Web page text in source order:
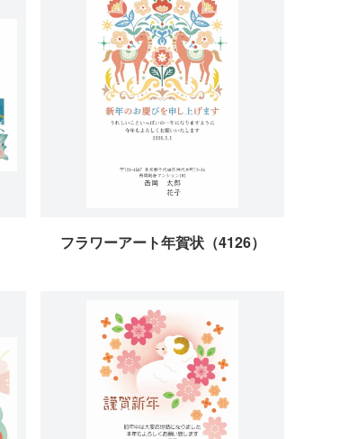
フラワーアート年賀状（4126）